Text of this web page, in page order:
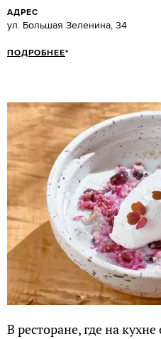
АДРЕС
ул. Большая Зеленина, 34
ПОДРОБНЕЕ*
В ресторане, где на